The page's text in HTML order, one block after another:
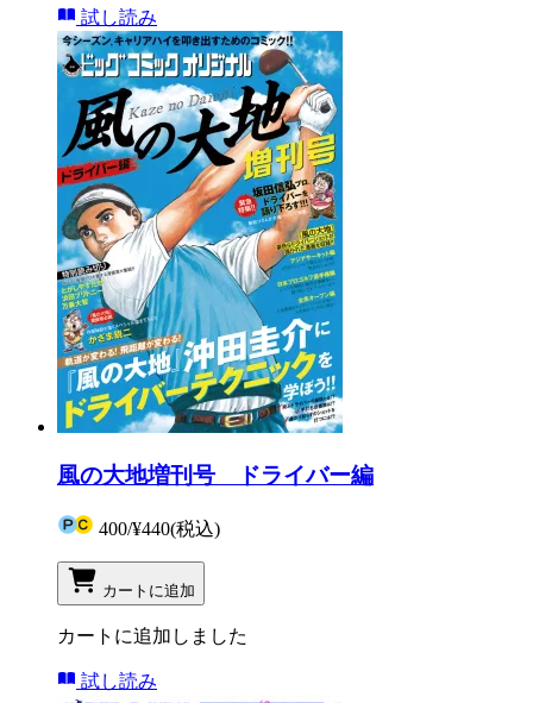
試し読み
風の大地増刊号 ドライバー編
400/¥440(税込)
カートに追加
カートに追加しました
試し読み